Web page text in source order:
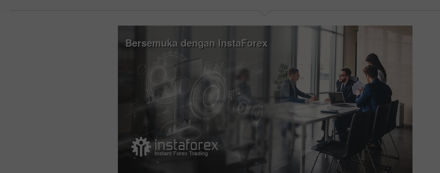
Bersemuka dengan InstaForex